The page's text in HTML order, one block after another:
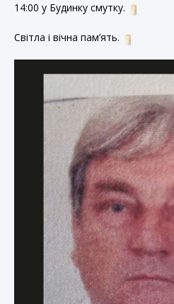
14:00 у Будинку смутку.
Світла і вічна пам’ять.